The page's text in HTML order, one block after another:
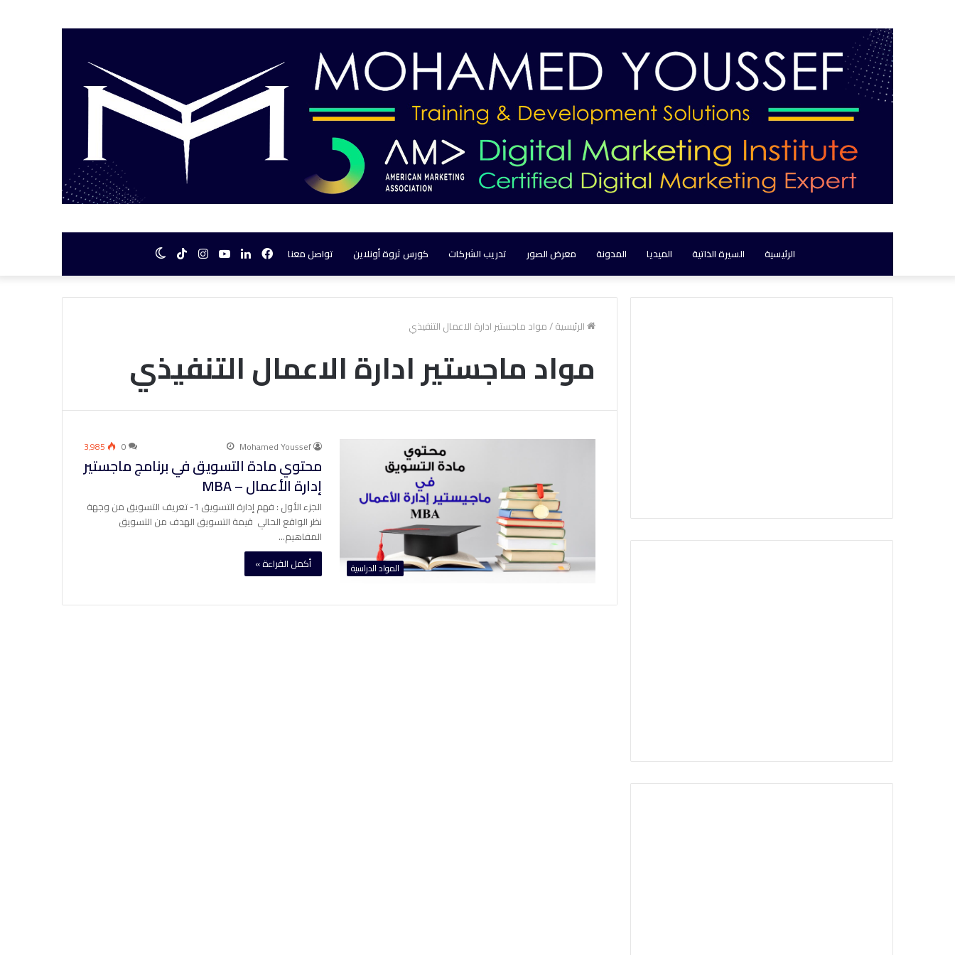
الرئيسية السيرة الذاتية الميديا المدونة معرض الصور تدريب الشركات كورس ثروة أونلاين تواصل معنا
المظلم
TikTok
انستقرام يوتيوب لينكدإنفيسبوك
الرئيسية/مواد ماجستير ادارة الاعمال التنفيذي
مواد ماجستير ادارة الاعمال التنفيذي
المواد الدراسية
Mohamed Youssef
0 3٬985
محتوي مادة التسويق في برنامج ماجستير
إدارة الأعمال – MBA
الجزء الأول : فهم إدارة التسويق 1- تعريف التسويق من وجهة
نظر الواقع الحالي قيمة التسويق الهدف من التسويق
المفاهيم…
أكمل القراءة »